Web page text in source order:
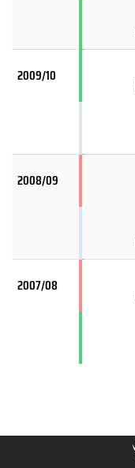
2009/10
2008/09
2007/08